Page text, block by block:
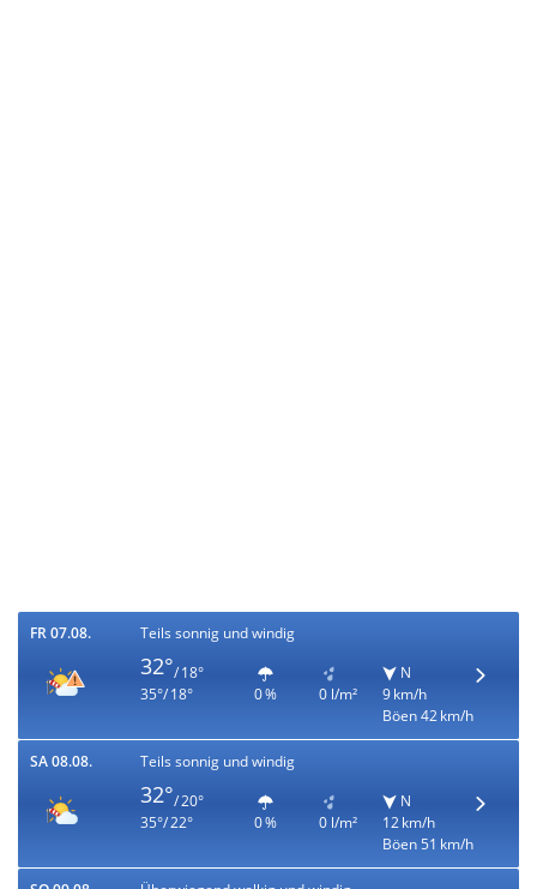
FR 07.08. Teils sonnig und windig
32°/ 18°
35°/ 18°
0 % 0 l/m²
N
9 km/h
Böen 42 km/h
SA 08.08. Teils sonnig und windig
32°/ 20°
35°/ 22°
0 % 0 l/m²
N
12 km/h
Böen 51 km/h